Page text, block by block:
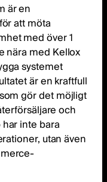
är en
att möta
med över 1
nära med Kellox
systemet
är en kraftfull
gör det möjligt
och
inte bara
utan även